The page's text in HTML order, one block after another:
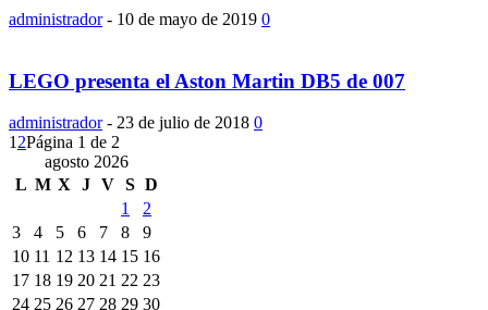
administrador - 10 de mayo de 2019 0
LEGO presenta el Aston Martin DB5 de 007
administrador - 23 de julio de 2018 0
1 2Página 1 de 2
agosto 2026
L M X J V S D
1
2
3
4 5 6 7 8
9
10 11 12 13 14 15 16
17 18 19 20 21 22 23
24 25 26 27 28 29 30